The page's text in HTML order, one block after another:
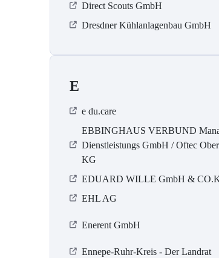
Direct Scouts GmbH
Dresdner Kühlanlagenbau GmbH
E
e du.care
EBBINGHAUS VERBUND
Dienstleistungs GmbH / Oftec
KG
EDUARD WILLE GmbH &
EHL AG
Enerent GmbH
Ennepe-Ruhr-Kreis - Der Landrat